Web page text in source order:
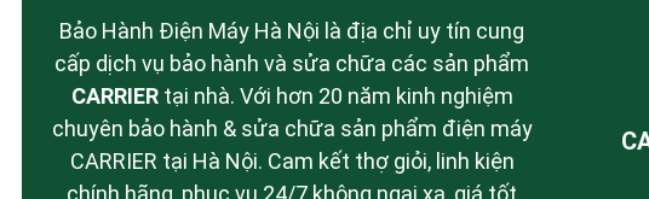
Bảo Hành Điện Máy Hà Nội là địa chỉ uy tín cung
cấp dịch vụ bảo hành và sửa chữa các sản phẩm
CARRIERtại nhà. Với hơn 20 năm kinh nghiệm
chuyên bảo hành & sửa chữa sản phẩm điện máy
CARRIER tại Hà Nội. Cam kết thợ giỏi, linh kiện
chính hãng, phục vụ 24/7 không ngại xa, giá tốt